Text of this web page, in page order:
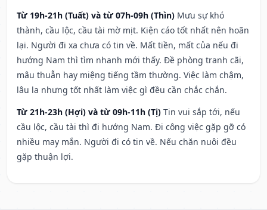
Từ 19h-21h (Tuất) và từ 07h-09h (Thìn) Mưu sự khó
thành, cầu lộc, cầu tài mờ mịt. Kiện cáo tốt nhất nên hoãn
lại. Người đi xa chưa có tin về. Mất tiền, mất của nếu đi
hướng Nam thì tìm nhanh mới thấy. Đề phòng tranh cãi,
mâu thuẫn hay miệng tiếng tầm thường. Việc làm chậm,
lâu la nhưng tốt nhất làm việc gì đều cần chắc chắn.
Từ 21h-23h (Hợi) và từ 09h-11h (Tị) Tin vui sắp tới, nếu
cầu lộc, cầu tài thì đi hướng Nam. Đi công việc gặp gỡ có
nhiều may mắn. Người đi có tin về. Nếu chăn nuôi đều
gặp thuận lợi.